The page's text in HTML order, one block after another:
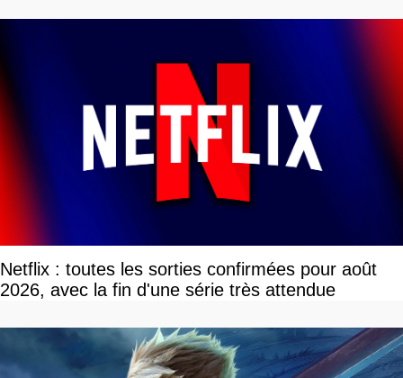
Netflix : toutes les sorties confirmées pour août
2026, avec la fin d'une série très attendue